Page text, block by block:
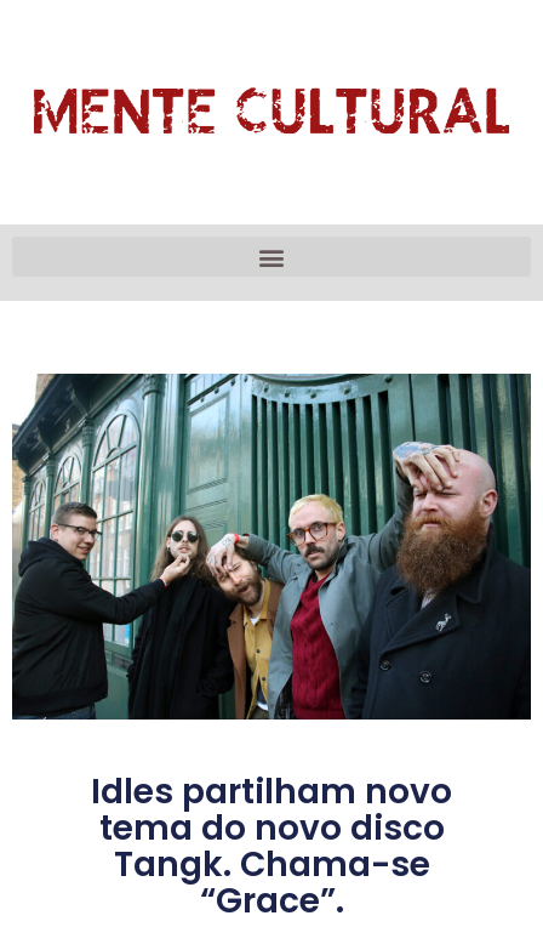
Idles partilham novo
tema do novo disco
Tangk. Chama-se
“Grace”.